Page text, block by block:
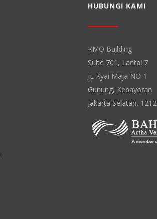
HUBUNGI KAMI
KMO Building
Suite 701, Lantai 7
JL Kyai Maja NO 1
Gunung, Kebayoran
Jakarta Selatan,